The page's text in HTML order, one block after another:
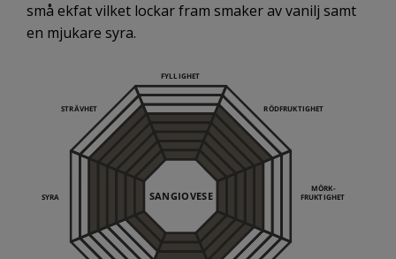
små ekfat vilket lockar fram smaker av vanilj samt
en mjukare syra.